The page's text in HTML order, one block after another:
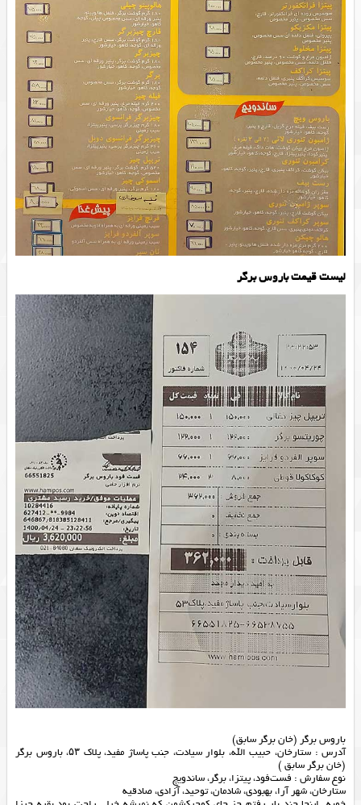
لیست قیمت باروس برگر
باروس برگر (خان برگر سابق)
آدرس : ستارخان، حبیب الله، بلوار سیادت، جنب پاساژ مفید، پلاک ۵۳، باروس برگر
(خان برگر سابق )
نوع سفارش : فست‌فود، پیتزا، برگر، ساندویچ
ستارخان، شهر آرا، بهبودی، شادمان، توحید، آزادی، صادقیه